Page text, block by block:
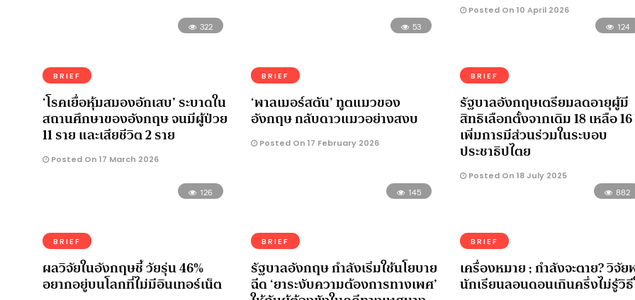
Posted On 10 April 2026
322
BRIEF
‘โรคเยื่อหุ้มสมองอักเสบ’ ระบาดใน
สถานศึกษาของอังกฤษ จนมีผู้ป่วย
11 ราย และเสียชีวิต 2 ราย
Posted On 17 March 2026
53
BRIEF
‘พาลเมอร์สตัน’ ทูตแมวของ
อังกฤษ กลับดาวแมวอย่างสงบ
Posted On 17 February 2026
124
BRIEF
รัฐบาลอังกฤษเตรียมลดอายุผู้มี
สิทธิเลือกตั้งจากเดิม 18 เหลือ
เพิ่มการมีส่วนร่วมในระบอบ
ประชาธิปไตย
Posted On 18 July 2025
126
BRIEF
ผลวิจัยในอังกฤษชี้ วัยรุ่น 46%
อยากอยู่บนโลกที่ไม่มีอินเทอร์เน็ต
145
BRIEF
รัฐบาลอังกฤษ กำลังเริ่มใช้นโยบาย
ฉีด ‘ยาระงับความต้องการทางเพศ’
882
BRIEF
เครื่องหมาย ; กำลังจะตาย? วิจั
นักเรียนลอนดอนเกินครึ่งไม่รู้วิ